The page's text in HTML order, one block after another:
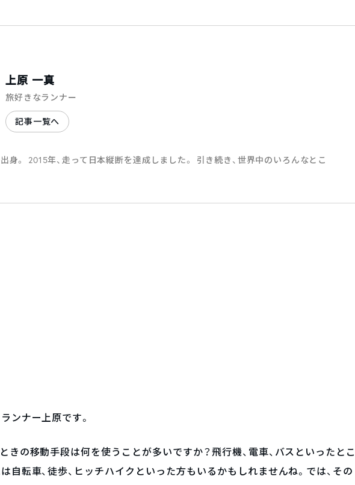
上原 一真
旅好きなランナー
記事一覧へ
身。 2015年、走って日本縦断を達成しました。 引き続き、世界中のいろんなとこ
ンナー上原です。
きの移動手段は何を使うことが多いですか？飛行機、電車、バスといったとこ
自転車、徒歩、ヒッチハイクといった方もいるかもしれませんね。では、その